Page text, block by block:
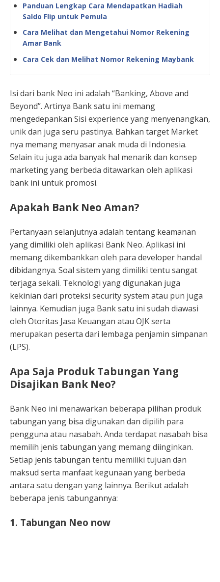
Panduan Lengkap Cara Mendapatkan Hadiah
Saldo Flip untuk Pemula
Cara Melihat dan Mengetahui Nomor Rekening
Amar Bank
Cara Cek dan Melihat Nomor Rekening Maybank
Isi dari bank Neo ini adalah “Banking, Above and
Beyond”. Artinya Bank satu ini memang
mengedepankan Sisi experience yang menyenangkan,
unik dan juga seru pastinya. Bahkan target Market
nya memang menyasar anak muda di Indonesia.
Selain itu juga ada banyak hal menarik dan konsep
marketing yang berbeda ditawarkan oleh aplikasi
bank ini untuk promosi.
Apakah Bank Neo Aman?
Pertanyaan selanjutnya adalah tentang keamanan
yang dimiliki oleh aplikasi Bank Neo. Aplikasi ini
memang dikembankkan oleh para developer handal
dibidangnya. Soal sistem yang dimiliki tentu sangat
terjaga sekali. Teknologi yang digunakan juga
kekinian dari proteksi security system atau pun juga
lainnya. Kemudian juga Bank satu ini sudah diawasi
oleh Otoritas Jasa Keuangan atau OJK serta
merupakan peserta dari lembaga penjamin simpanan
(LPS).
Apa Saja Produk Tabungan Yang
Disajikan Bank Neo?
Bank Neo ini menawarkan beberapa pilihan produk
tabungan yang bisa digunakan dan dipilih para
pengguna atau nasabah. Anda terdapat nasabah bisa
memilih jenis tabungan yang memang diinginkan.
Setiap jenis tabungan tentu memiliki tujuan dan
maksud serta manfaat kegunaan yang berbeda
antara satu dengan yang lainnya. Berikut adalah
beberapa jenis tabungannya:
1. Tabungan Neo now